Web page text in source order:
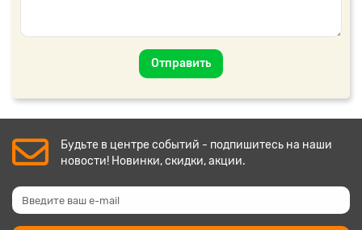
Отправить
Будьте в центре событий - подпишитесь на наши
новости! Новинки, скидки, акции.